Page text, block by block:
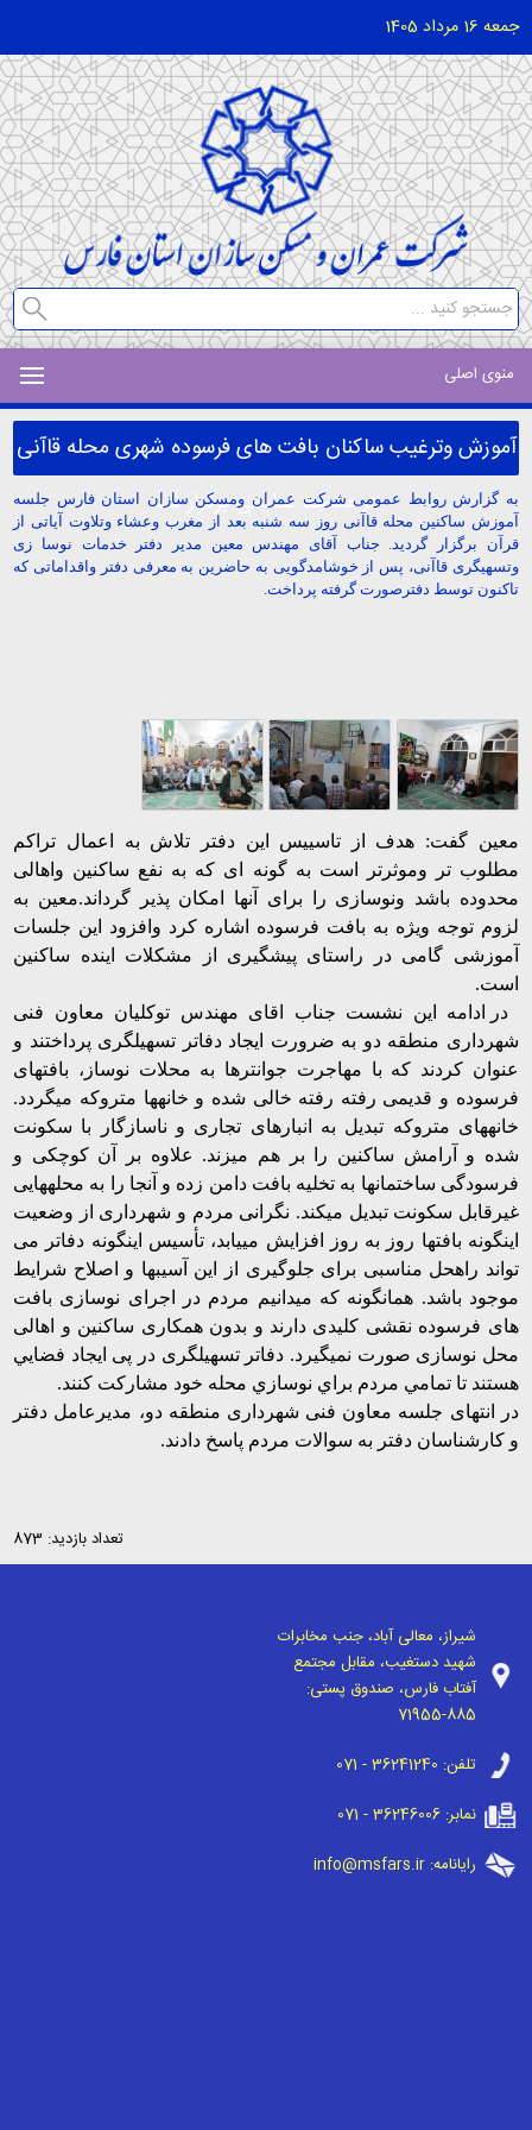
جمعه 16 مرداد 1405
منوی اصلی
آموزش وترغیب ساکنان بافت های فرسوده شهری محله قاآنی
در مسجد عظیمی برگزار شد
به گزارش روابط عمومی شرکت عمران ومسکن سازان استان فارس جلسه
آموزش ساکنین محله قاآنی روز سه شنبه بعد از مغرب وعشاء وتلاوت آیاتی از
قرآن برگزار گردید. جناب آقای مهندس معین مدیر دفتر خدمات نوسا زی
وتسهیگری قاآنی، پس از خوشامدگویی به حاضرین به معرفی دفتر واقداماتی که
تاکنون توسط دفترصورت گرفته پرداخت.
معین گفت: هدف از تاسییس این دفتر تلاش به اعمال تراکم
مطلوب تر وموثرتر است به گونه ای که به نفع ساکنین واهالی
محدوده باشد ونوسازی را برای آنها امکان پذیر گرداند.معین به
لزوم توجه ویژه به بافت فرسوده اشاره کرد وافزود این جلسات
آموزشی گامی در راستای پیشگیری از مشکلات اینده ساکنین
است.
در ادامه این نشست جناب اقای مهندس توکلیان معاون فنی
شهرداری منطقه دو به ضرورت ایجاد دفاتر تسهیلگری پرداختند و
عنوان کردند که با مهاجرت جوانترها به محلات نوساز، بافتهای
فرسوده و قدیمی رفته رفته خالی شده و خانه­ها متروکه می­گردد.
خانه­های متروکه تبدیل به انبارهای تجاری و ناسازگار با سکونت
شده و آرامش ساکنین را بر هم می­زند. علاوه بر آن کوچکی و
فرسودگی ساختمان­ها به تخلیه بافت دامن زده و آنجا را به محله­هایی
غیرقابل سکونت تبدیل می­کند. نگرانی مردم و شهرداری از وضعیت
اینگونه بافت­ها روز به روز افزایش ­می­یابد، تأسیس اینگونه دفاتر می
تواند راه­حل مناسبی برای جلوگیری از این آسیب­ها و اصلاح شرایط
موجود باشد. همانگونه که می­دانیم مردم در اجرای نوسازی بافت
های فرسوده نقشی کلیدی دارند و بدون همکاری ساکنین و اهالی
محل نوسازی صورت نمی­گیرد. دفاتر تسهیلگری در پی ايجاد فضايي
هستند تا تمامي مردم براي نوسازي محله خود مشاركت كنند.
در انتهای جلسه معاون فنی شهرداری منطقه دو، مدیرعامل دفتر
و کارشناسان دفتر به سوالات مردم پاسخ دادند.
تعداد بازدید: 873
شیراز، معالی آباد، جنب مخابرات
شهید دستغیب، مقابل مجتمع
آفتاب فارس، صندوق پستی:
71955-885
تلفن: 071 - 36241240
نمابر:071 - 36246006
رایانامه:info@msfars.ir